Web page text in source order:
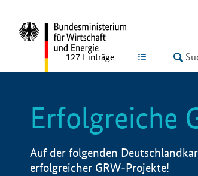
LISTE
127 Einträge
Erfolgreiche
Auf der folgenden
erfolgreicher GRW-Projekte!